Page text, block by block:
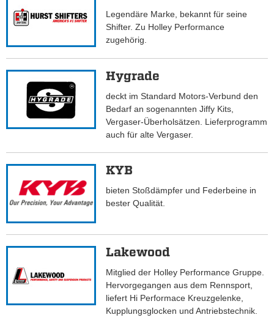
Legendäre Marke, bekannt für seine
Shifter. Zu Holley Performance
zugehörig.
Hygrade
deckt im Standard Motors-Verbund den
Bedarf an sogenannten Jiffy Kits,
Vergaser-Überholsätzen. Lieferprogramm
auch für alte Vergaser.
KYB
bieten Stoßdämpfer und Federbeine in
bester Qualität.
Lakewood
Mitglied der Holley Performance Gruppe.
Hervorgegangen aus dem Rennsport,
liefert Hi Performace Kreuzgelenke,
Kupplungsglocken und Antriebstechnik.